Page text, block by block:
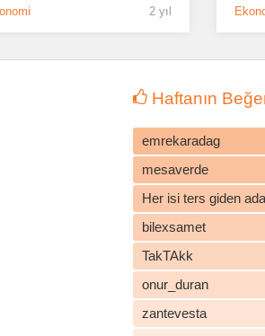
2 yıl
Haftanın
emrekaradag
mesaverde
Her isi ters giden
bilexsamet
TakTAkk
onur_duran
zantevesta